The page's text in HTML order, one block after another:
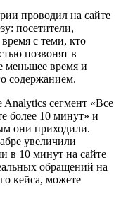
проводил на сайте
посетители,
с теми, кто
позвонят в
меньшее время и
содержанием.
сегмент «Все
более 10 минут» и
они приходили.
увеличили
в 10 минут на сайте
обращений на
кейса, можете